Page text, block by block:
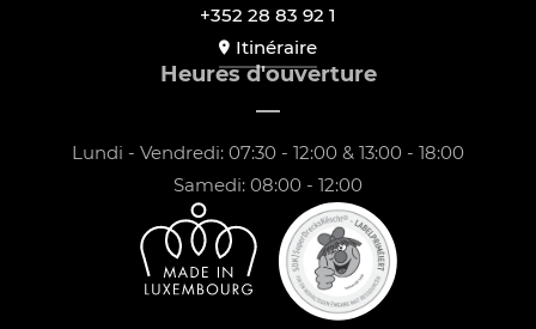
+352 28 83 92 1
Itinéraire
Heures d'ouverture
Lundi - Vendredi: 07:30 - 12:00 & 13:00 - 18:00
Samedi: 08:00 - 12:00